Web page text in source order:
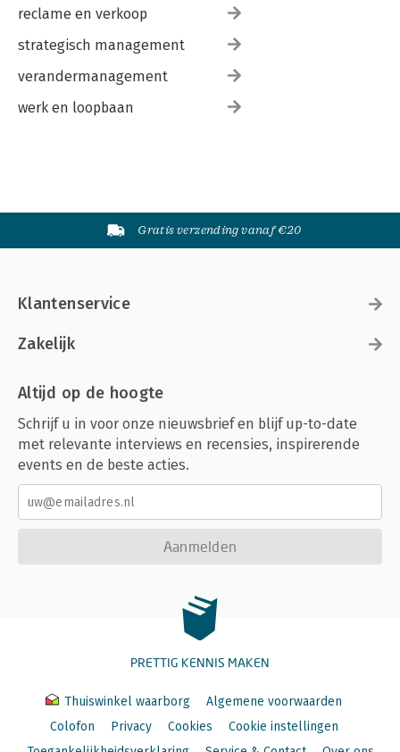
reclame en verkoop
strategisch management
verandermanagement
werk en loopbaan
Gratis verzending vanaf €20
Klantenservice
Zakelijk
Altijd op de hoogte
Schrijf u in voor onze nieuwsbrief en blijf up-to-date
met relevante interviews en recensies, inspirerende
events en de beste acties.
Aanmelden
PRETTIG KENNIS MAKEN
Thuiswinkel waarborg
Algemene voorwaarden
Colofon
Privacy Cookies
Cookie instellingen